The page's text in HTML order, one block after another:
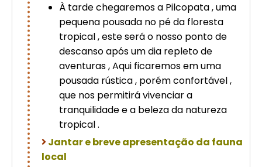
À tarde chegaremos a Pilcopata , uma
pequena pousada no pé da floresta
tropical , este será o nosso ponto de
descanso após um dia repleto de
aventuras , Aqui ficaremos em uma
pousada rústica , porém confortável ,
que nos permitirá vivenciar a
tranquilidade e a beleza da natureza
tropical .
Jantar e breve apresentação da fauna
local